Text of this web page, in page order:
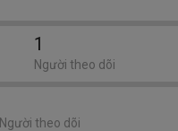
Người theo dõi
1
Người theo dõi